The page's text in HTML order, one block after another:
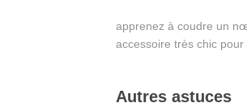
apprenez à coudre un
accessoire très chic
Autres astuces